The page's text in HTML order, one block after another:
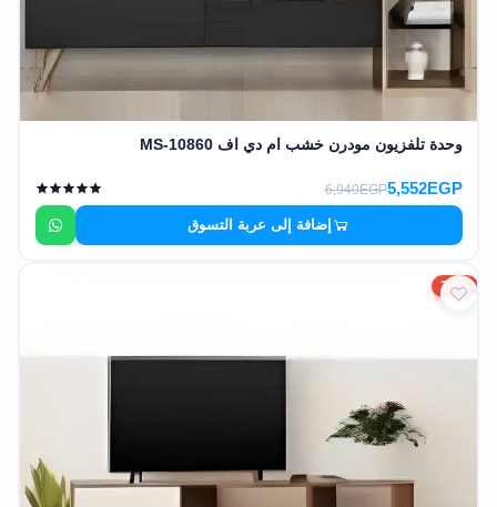
وحدة تلفزيون مودرن خشب ام دي اف MS-10860
5,552EGP
6,940EGP
إضافة إلى عربة التسوق
20%